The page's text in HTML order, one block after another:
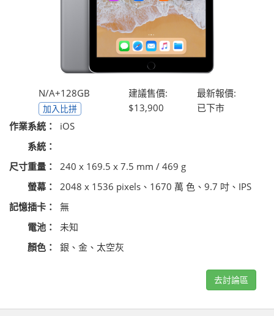
N/A+128GB
加入比拼
建議售價:
$13,900
最新報價:
已下市
作業系統：
iOS
系統：
尺寸重量：
240 x 169.5 x 7.5 mm / 469 g
螢幕：
2048 x 1536 pixels、1670 萬 色、9.7 吋、IPS
記憶插卡：
無
電池：
未知
顏色：
銀、金、太空灰
去討論區